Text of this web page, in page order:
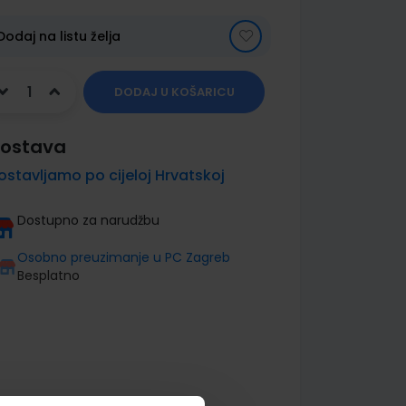
na listu želja
DODAJ U KOŠARICU
po cijeloj Hrvatskoj
Dostupno za narudžbu
Osobno preuzimanje u PC Zagreb
Besplatno